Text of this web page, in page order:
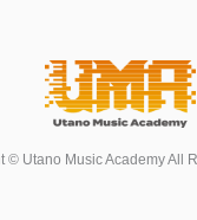
© Utano Music Academy All